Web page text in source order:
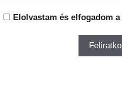
Elolvastam és elfogadom a